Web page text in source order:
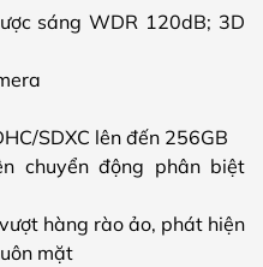
sáng WDR 120dB; 3D
SDXC lên đến 256GB
chuyển động phân biệt
hàng rào ảo, phát hiện
mặt